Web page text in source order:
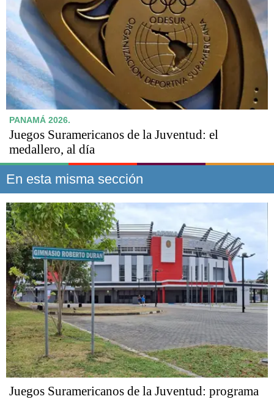
PANAMÁ 2026.
Juegos Suramericanos de la Juventud: el
medallero, al día
En esta misma sección
Juegos Suramericanos de la Juventud: programa